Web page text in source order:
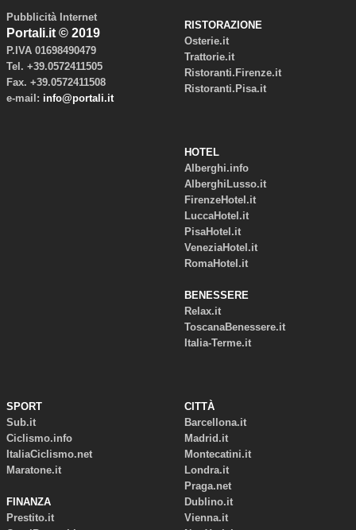
Pubblicità Internet
Portali.it © 2019
P.IVA 01698490479
Tel. +39.0572411505
Fax. +39.0572411508
e-mail: info@portali.it
RISTORAZIONE
Osterie.it
Trattorie.it
Ristoranti.Firenze.it
Ristoranti.Pisa.it
HOTEL
Alberghi.info
AlberghiLusso.it
FirenzeHotel.it
LuccaHotel.it
PisaHotel.it
VeneziaHotel.it
RomaHotel.it
BENESSERE
Relax.it
ToscanaBenessere.it
Italia-Terme.it
SPORT
Sub.it
Ciclismo.info
ItaliaCiclismo.net
Maratone.it
FINANZA
Prestito.it
CITTÀ
Barcellona.it
Madrid.it
Montecatini.it
Londra.it
Praga.net
Dublino.it
Vienna.it